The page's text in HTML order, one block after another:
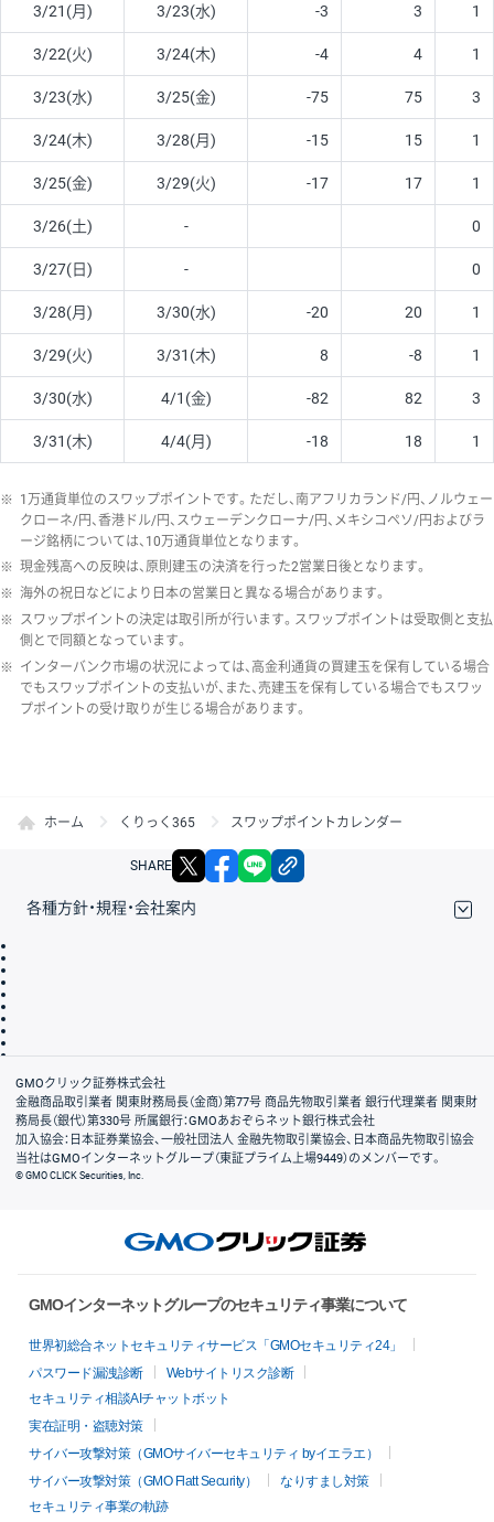
3/21(月) 3/23(水) -3 3 1
3/22(火) 3/24(木) -4 4 1
3/23(水) 3/25(金) -75 75 3
3/24(木) 3/28(月) -15 15 1
3/25(金) 3/29(火) -17 17 1
3/26(土) - 0
3/27(日) - 0
3/28(月) 3/30(水) -20 20 1
3/29(火) 3/31(木) 8 -8 1
3/30(水) 4/1(金) -82 82 3
3/31(木) 4/4(月) -18 18 1
※ 1万通貨単位のスワップポイントです。ただし、南アフリカランド/円、ノルウェー
クローネ/円、香港ドル/円、スウェーデンクローナ/円、メキシコペソ/円およびラ
ージ銘柄については、10万通貨単位となります。
※ 現金残高への反映は、原則建玉の決済を行った2営業日後となります。
※ 海外の祝日などにより日本の営業日と異なる場合があります。
※ スワップポイントの決定は取引所が行います。スワップポイントは受取側と支払
側とで同額となっています。
※ インターバンク市場の状況によっては、高金利通貨の買建玉を保有している場合
でもスワップポイントの支払いが、また、売建玉を保有している場合でもスワッ
プポイントの受け取りが生じる場合があります。
ホーム くりっく365 スワップポイントカレンダー
SHARE X facebook
各種方針・規程・会社案内
会社案内
GMOクリック証券株式会社
金融商品取引業者 関東財務局長（金商）第77号 商品先物取引業者 銀行代理業者 関東財
務局長（銀代）第330号 所属銀行：GMOあおぞらネット銀行株式会社
加入協会：日本証券業協会、一般社団法人 金融先物取引業協会、日本商品先物取引協会
当社はGMOインターネットグループ（東証プライム上場9449）のメンバーです。
© GMO CLICK Securities, Inc.
GMOインターネットグループのセキュリティ事業について
世界初総合ネットセキュリティサービス「GMOセキュリティ24」
パスワード漏洩診断
Webサイトリスク診断
セキュリティ相談AIチャットボット
実在証明・盗聴対策
サイバー攻撃対策（GMOサイバーセキュリティ byイエラエ）
サイバー攻撃対策（GMO Flatt Security）
なりすまし対策
セキュリティ事業の軌跡